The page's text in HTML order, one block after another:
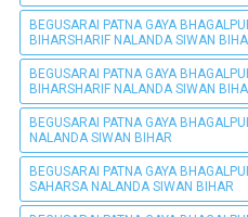
BEGUSARAI PATNA GAYA
BIHARSHARIF NALANDA SIWAN
BEGUSARAI PATNA GAYA
BIHARSHARIF NALANDA SIWAN
BEGUSARAI PATNA GAYA
NALANDA SIWAN BIHAR
BEGUSARAI PATNA GAYA
SAHARSA NALANDA SIWAN BIHAR